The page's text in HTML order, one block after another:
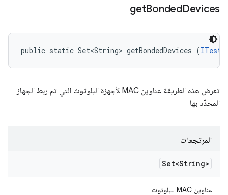
getBondedDevices
public static Set<String> getBondedDevices (
تعرض هذه الطريقة عناوين MAC لأجهزة البلوتوث التي تم ربط الجهاز
المحدّد بها
المرتجعات
Set<String>
عناوين MAC للبلوتوث